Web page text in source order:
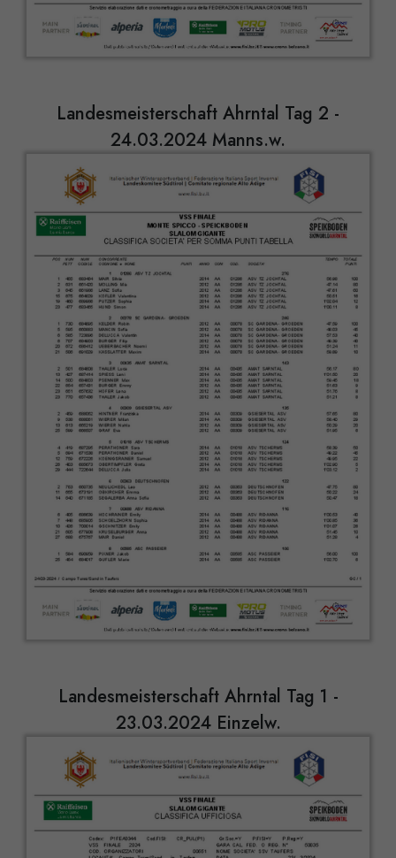
Landesmeisterschaft Ahrntal Tag 2 -
24.03.2024 Manns.w.
Landesmeisterschaft Ahrntal Tag 1 -
23.03.2024 Einzelw.